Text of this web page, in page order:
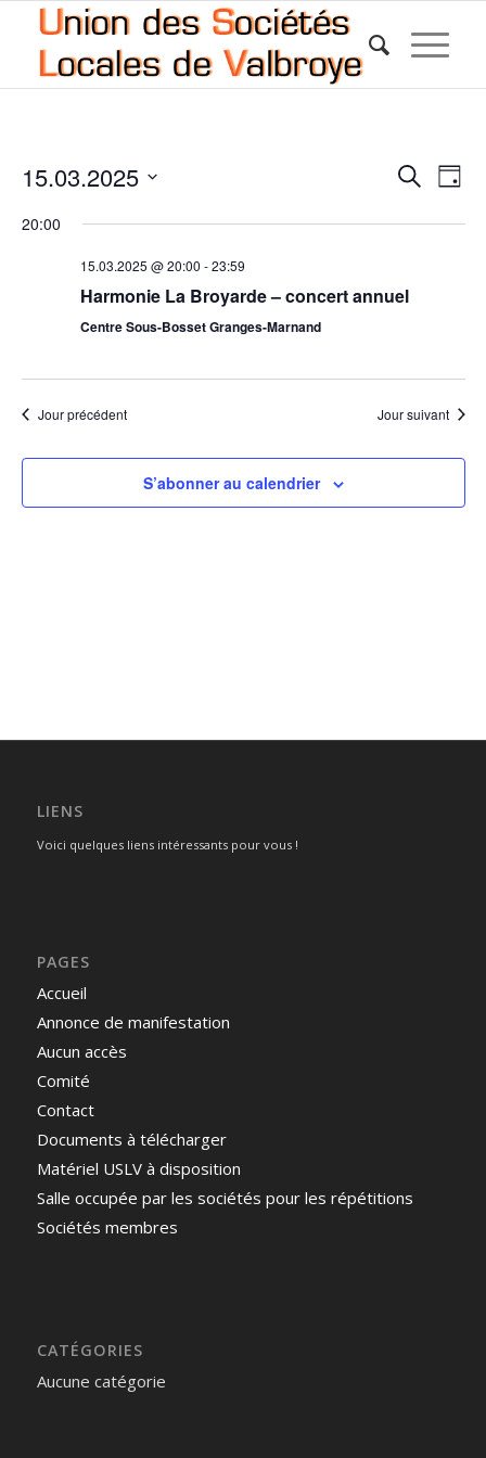
vues
Recherche
de
Jour
15.03.2025
une
20:00
15.03.2025 @ 20:00 -23:59
Harmonie La Broyarde – concert annuel
Centre Sous-Bosset Granges-Marnand
Jour précédent Jour suivant
S’abonner au calendrier
LIENS
Voici quelques liens intéressants pour vous !
PAGES
Accueil
Annonce de manifestation
Aucun accès
Comité
Contact
Documents à télécharger
Matériel USLV à disposition
Salle occupée par les sociétés pour les répétitions
Sociétés membres
CATÉGORIES
Aucune catégorie